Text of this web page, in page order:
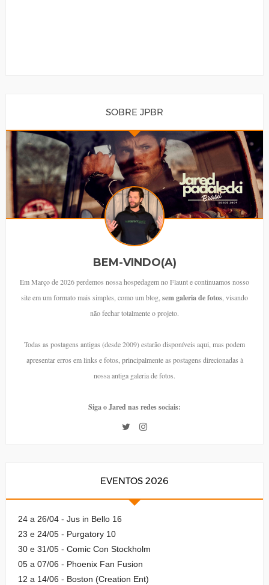
SOBRE JPBR
BEM-VINDO(A)
Em Março de 2026 perdemos nossa hospedagem no Flaunt e continuamos nosso
site em um formato mais simples, como um blog, sem galeria de fotos , visando
não fechar totalmente o projeto.
Todas as postagens antigas (desde 2009) estarão disponíveis aqui, mas podem
apresentar erros em links e fotos, principalmente as postagens direcionadas à
nossa antiga galeria de fotos.
Siga o Jared nas redes sociais:
EVENTOS 2026
24 a 26/04 - Jus in Bello 16
23 e 24/05 - Purgatory 10
30 e 31/05 - Comic Con Stockholm
05 a 07/06 - Phoenix Fan Fusion
12 a 14/06 - Boston (Creation Ent)